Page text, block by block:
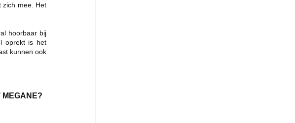
zich mee. Het
hoorbaar bij
oprekt is het
kunnen ook
MEGANE?